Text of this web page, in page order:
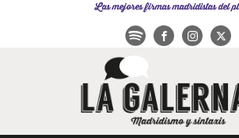
Las mejores firmas madridistas del